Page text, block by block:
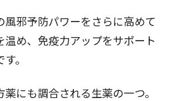
風邪予防パワーをさらに高めて
温め、免疫力アップをサポート
。
にも調合される生薬の一つ。